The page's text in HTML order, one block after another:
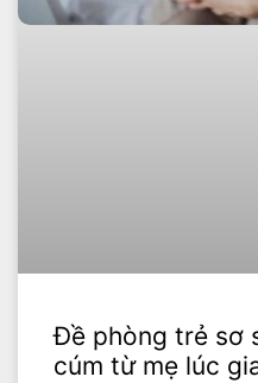
Đề phòng trẻ sơ
cúm từ mẹ lúc